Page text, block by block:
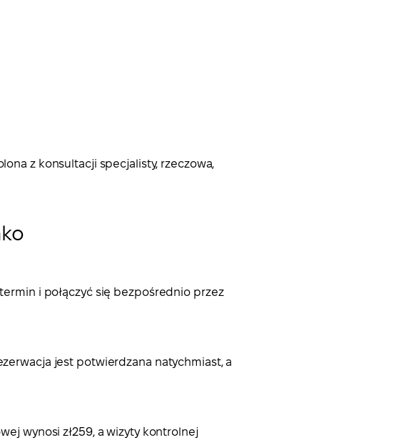
z konsultacji specjalisty, rzeczowa,
i połączyć się bezpośrednio przez
jest potwierdzana natychmiast, a
wynosi zł259, a wizyty kontrolnej